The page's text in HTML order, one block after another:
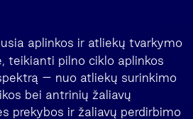
aplinkos ir atliekų tvarkymo
teikianti pilno ciklo aplinkos
– nuo atliekų surinkimo
bei antrinių žaliavų
prekybos ir žaliavų perdirbimo